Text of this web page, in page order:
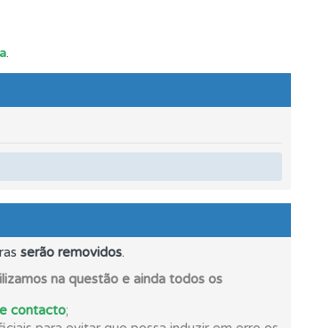
.
serão removidos.
na questão e ainda todos os
contacto;